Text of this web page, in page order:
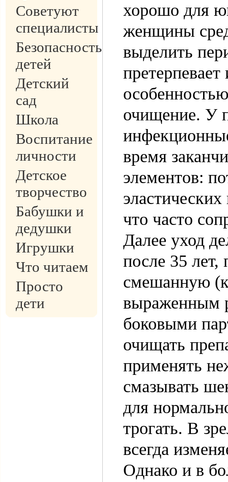
Советуют
специалисты
Безопасность
детей
Детский
сад
Школа
Воспитание
личности
Детское
творчество
Бабушки и
дедушки
Игрушки
Что читаем
Просто
дети
хорошо для
женщины
выделить
очищение. У
время
элементов:
что часто
Далее уход
после 35
смешанную
выраженным
боковыми
очищать
применять
смазывать
для
трогать. В
всегда
Однако и в